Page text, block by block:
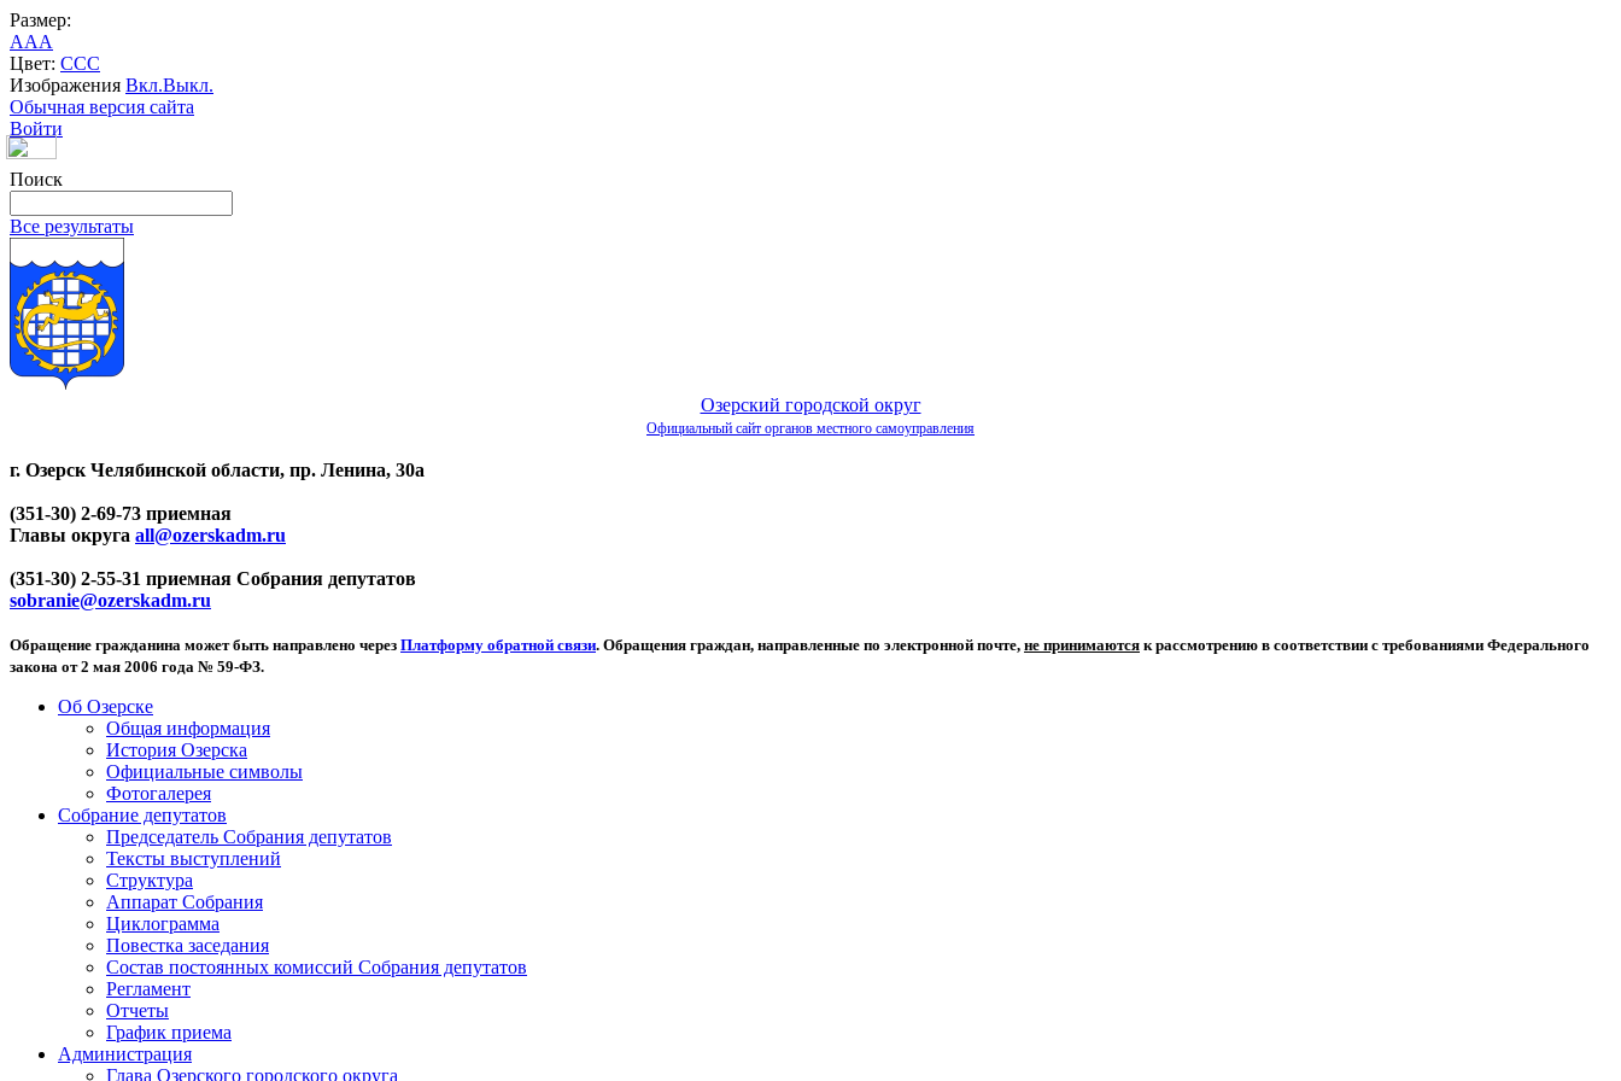
Размер:
AAA
Цвет: CCC
Изображения Вкл.Выкл.
Обычная версия сайта
Войти
Поиск
Все результаты
Озерский городской округ
Официальный сайт органов местного самоуправления
г. Озерск Челябинской области, пр. Ленина, 30а
(351-30) 2-69-73 приемная
Главы округа all@ozerskadm.ru
(351-30) 2-55-31 приемная Собрания депутатов
sobranie@ozerskadm.ru
Обращение гражданина может быть направлено через Платформу обратной связи. Обращения граждан, направленные по электронной почте, не принимаются к рассмотрению в соответствии с требованиями Федерального
закона от 2 мая 2006 года № 59-ФЗ.
Об Озерске
Общая информация
История Озерска
Официальные символы
Фотогалерея
Собрание депутатов
Председатель Собрания депутатов
Тексты выступлений
Структура
Аппарат Собрания
Циклограмма
Повестка заседания
Состав постоянных комиссий Собрания депутатов
Регламент
Отчеты
График приема
Администрация
Глава Озерского городского округа